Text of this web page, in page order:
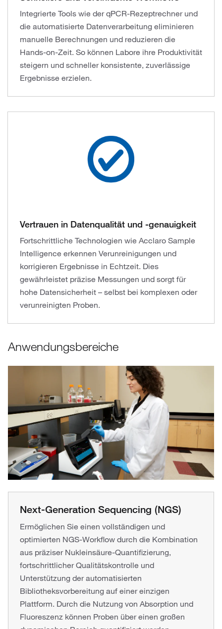
Integrierte Tools wie der qPCR-Rezeptrechner und
die automatisierte Datenverarbeitung eliminieren
manuelle Berechnungen und reduzieren die
Hands-on-Zeit. So können Labore ihre Produktivität
steigern und schneller konsistente, zuverlässige
Ergebnisse erzielen.
Vertrauen in Datenqualität und -genauigkeit
Fortschrittliche Technologien wie Acclaro Sample
Intelligence erkennen Verunreinigungen und
korrigieren Ergebnisse in Echtzeit. Dies
gewährleistet präzise Messungen und sorgt für
hohe Datensicherheit – selbst bei komplexen oder
verunreinigten Proben.
Anwendungsbereiche
Next-Generation Sequencing (NGS)
Ermöglichen Sie einen vollständigen und
optimierten NGS-Workflow durch die Kombination
aus präziser Nukleinsäure-Quantifizierung,
fortschrittlicher Qualitätskontrolle und
Unterstützung der automatisierten
Bibliotheksvorbereitung auf einer einzigen
Plattform. Durch die Nutzung von Absorption und
Fluoreszenz können Proben über einen großen